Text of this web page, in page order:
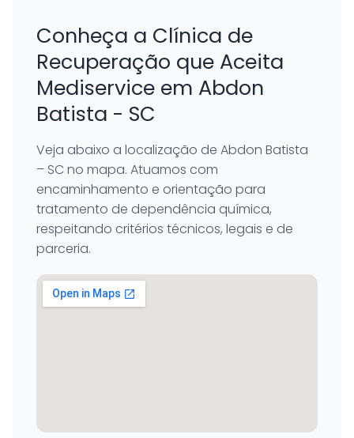
Conheça a Clínica de
Recuperação que Aceita
Mediservice em Abdon
Batista - SC
Veja abaixo a localização de Abdon Batista
– SC no mapa. Atuamos com
encaminhamento e orientação para
tratamento de dependência química,
respeitando critérios técnicos, legais e de
parceria.